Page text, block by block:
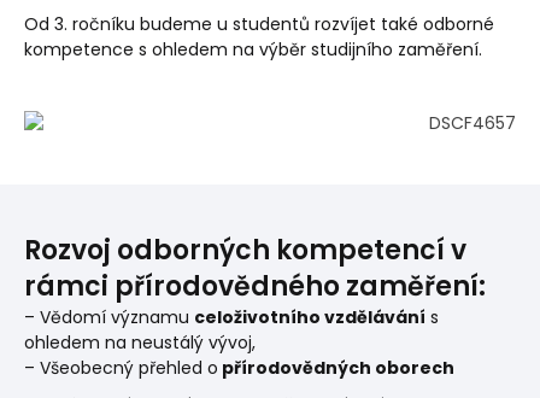
Od 3. ročníku budeme u studentů rozvíjet také odborné
kompetence s ohledem na výběr studijního zaměření.
Rozvoj odborných kompetencí v
rámci přírodovědného zaměření:
– Vědomí významu celoživotního vzdělávání s
ohledem na neustálý vývoj,
– Všeobecný přehled o přírodovědných oborech